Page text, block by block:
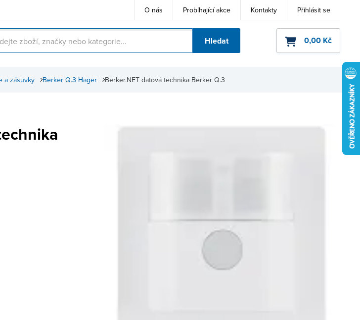
O nás Probíhající akce Kontakty Přihlásit se
Hledat 0,00 Kč
Berker.NET datová technika Berker Q.3
Berker Q.3 Hager
a zásuvky